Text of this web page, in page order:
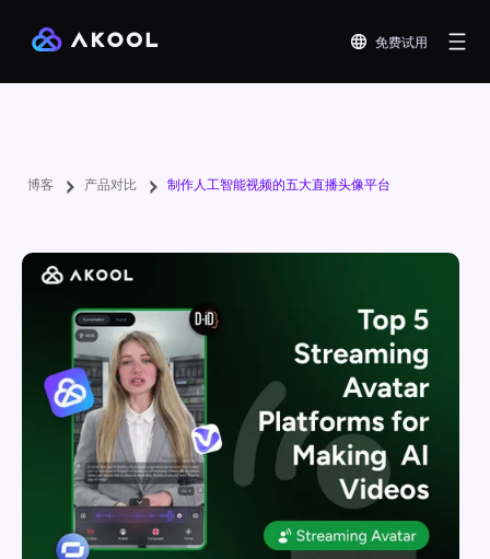
免费试用
博客 产品对比 制作人工智能视频的五大直播头像平台